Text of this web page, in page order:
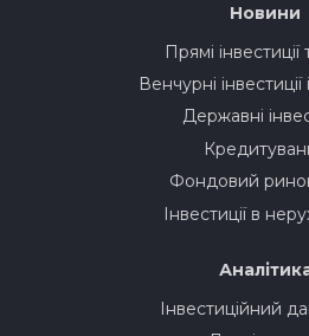
Новини
Прямі
Венчурні інвестиції
Державні
Фондовий
Інвестиції в
Інвестиційний